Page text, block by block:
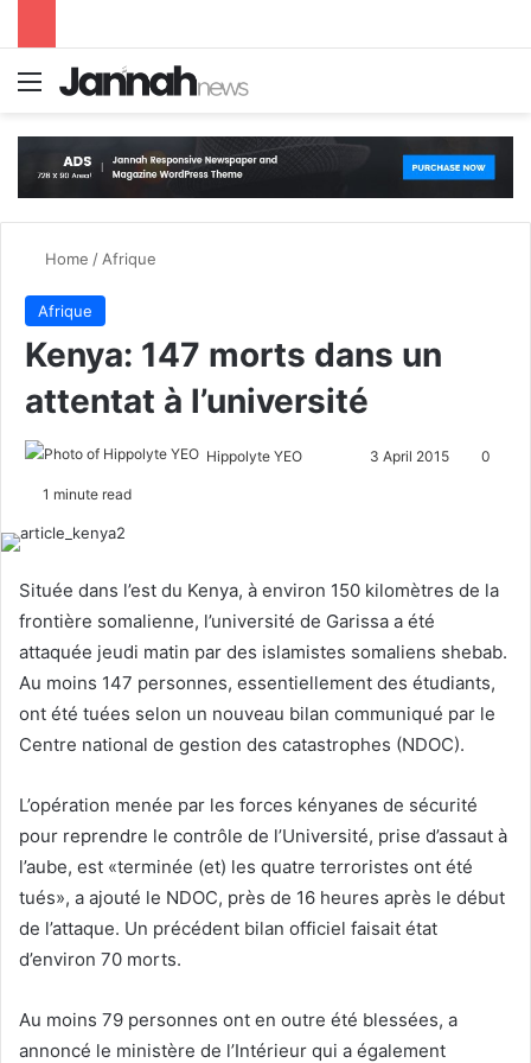
Menu
Home / Afrique
Afrique
Kenya: 147 morts dans un
attentat à l’université
Hippolyte YEO
w
o
n
X
n
e
m
a
i
l
3 April 2015 0
1 minute read
Située dans l’est du Kenya, à environ 150 kilomètres de la
frontière somalienne, l’université de Garissa a été
attaquée jeudi matin par des islamistes somaliens shebab.
Au moins 147 personnes, essentiellement des étudiants,
ont été tuées selon un nouveau bilan communiqué par le
Centre national de gestion des catastrophes (NDOC).
L’opération menée par les forces kényanes de sécurité
pour reprendre le contrôle de l’Université, prise d’assaut à
l’aube, est «terminée (et) les quatre terroristes ont été
tués», a ajouté le NDOC, près de 16 heures après le début
de l’attaque. Un précédent bilan officiel faisait état
d’environ 70 morts.
Au moins 79 personnes ont en outre été blessées, a
annoncé le ministère de l’Intérieur qui a également